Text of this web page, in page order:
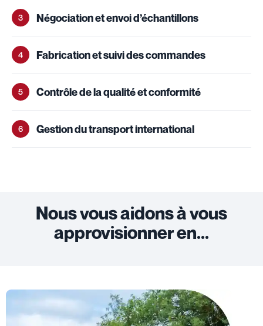
3 Négociation et envoi d’échantillons
4 Fabrication et suivi des commandes
5 Contrôle de la qualité et conformité
6 Gestion du transport international
Nous vous aidons à vous
approvisionner en...